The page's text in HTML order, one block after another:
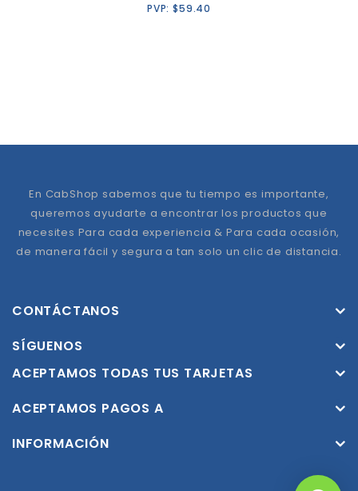
PVP:$59.40
En CabShop sabemos que tu tiempo es importante,
queremos ayudarte a encontrar los productos que
necesites Para cada experiencia & Para cada ocasión,
de manera fácil y segura a tan solo un clic de distancia.
CONTÁCTANOS
SÍGUENOS
ACEPTAMOS TODAS TUS TARJETAS
ACEPTAMOS PAGOS A
INFORMACIÓN